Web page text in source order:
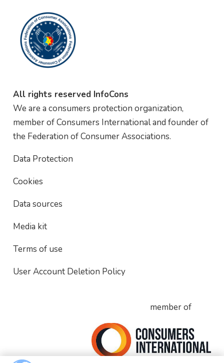
All rights reserved InfoCons
We are a consumers protection organization,
member of Consumers International and founder of
the Federation of Consumer Associations.
Data Protection
Cookies
Data sources
Media kit
Terms of use
User Account Deletion Policy
member of